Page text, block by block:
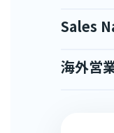
Sales
海外営